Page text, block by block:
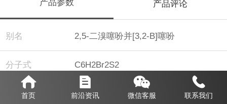
产品参数 产品评论
别名 2,5-二溴噻吩并[3,2-B]噻吩
分子式 C6H2Br2S2
分子量 298.02
首页 前沿资讯 微信客服 联系我们